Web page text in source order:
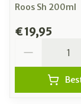
Roos Sh 200ml
€ 19,95